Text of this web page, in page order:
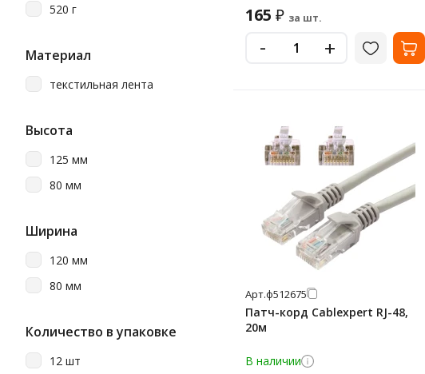
520 г
Материал
текстильная лента
Высота
125 мм
80 мм
Ширина
120 мм
80 мм
Количество в упаковке
12 шт
165 ₽ за шт.
- +
Арт.ф512675
Патч-корд Cablexpert RJ-48,
20м
В наличии